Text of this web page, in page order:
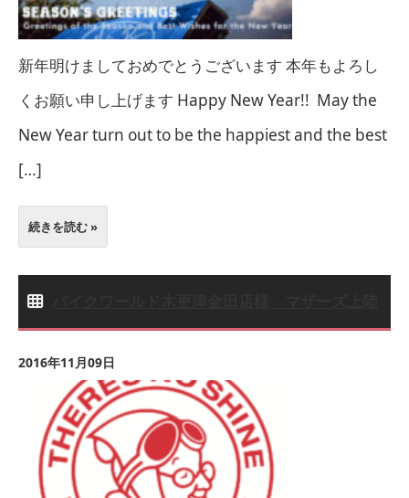
新年明けましておめでとうございます 本年もよろし
くお願い申し上げます Happy New Year!! May the
New Year turn out to be the happiest and the best
[…]
続きを読む »
2016年11月09日